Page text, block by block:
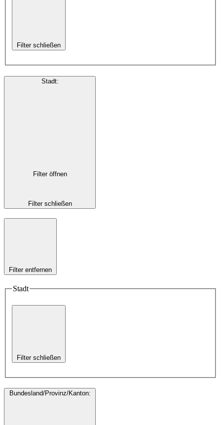
Filter schließen
Stadt:
Filter öffnen
Filter schließen
Filter entfernen
Stadt
Filter schließen
Bundesland/Provinz/Kanton: